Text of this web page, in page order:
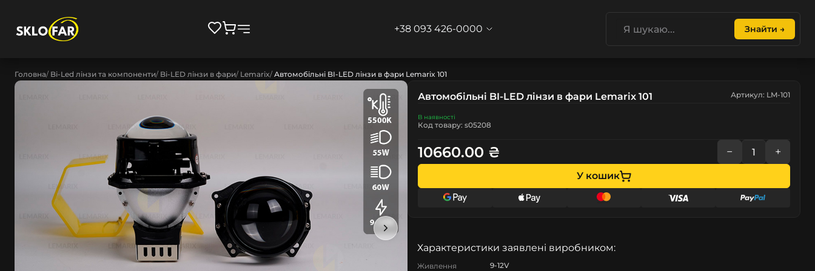
+38 093 426-0000 Знайти →
Головна Bi-Led лінзи та компоненти Bi-LED лінзи в фари Lemarix Автомобільні BI-LED лінзи в фари Lemarix 101
Автомобільні BI-LED лінзи в фари Lemarix 101 Артикул: LM-101
В наявності
Код товару: s05208
10660.00 ₴ − +
У кошик
Характеристики заявлені виробником:
Живлення 9-12V